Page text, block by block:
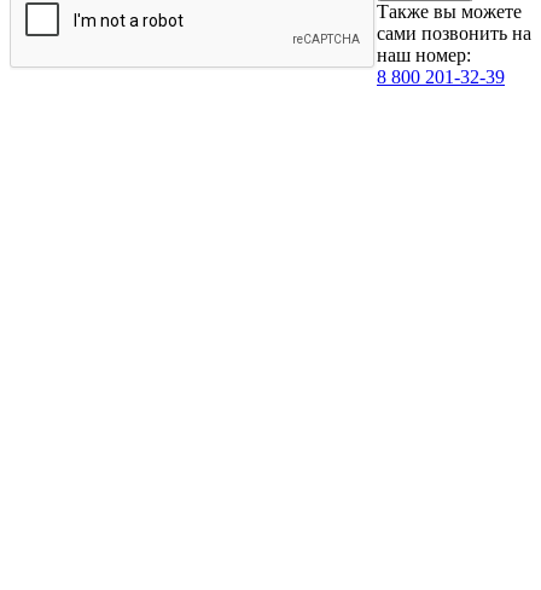
Также вы можете
сами позвонить на
наш номер:
8 800 201-32-39